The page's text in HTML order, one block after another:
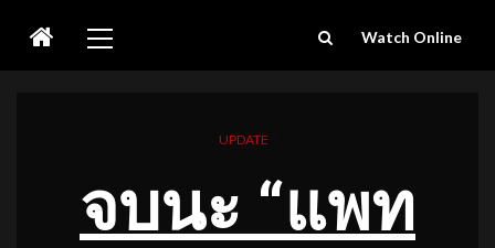
Menu
Watch Online
UPDATE
จบนะ “แพท